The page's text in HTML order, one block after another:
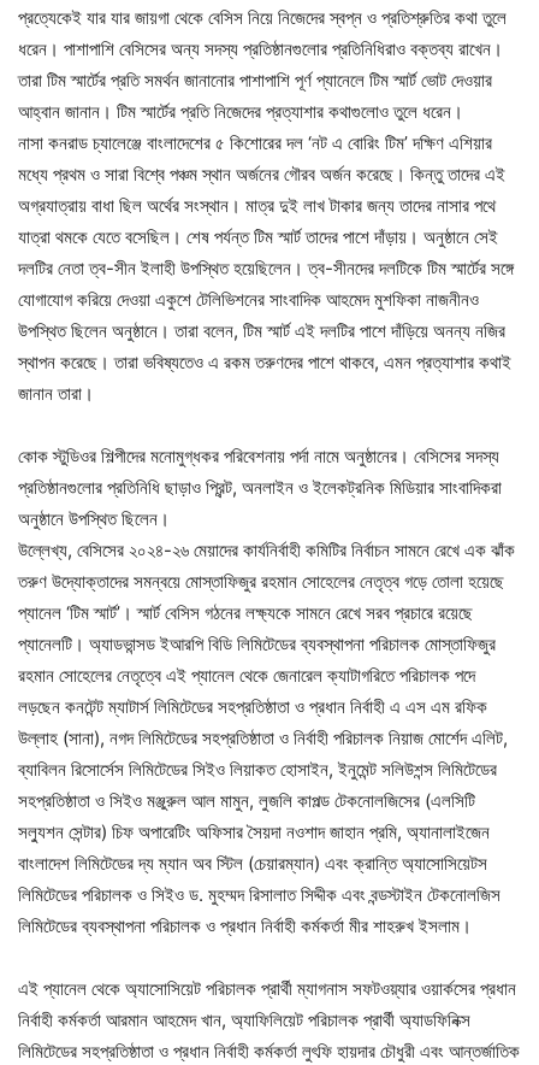
প্রত্যেকেই যার যার জায়গা থেকে বেসিস নিয়ে নিজেদের স্বপ্ন ও প্রতিশ্রুতির কথা তুলে
ধরেন। পাশাপাশি বেসিসের অন্য সদস্য প্রতিষ্ঠানগুলোর প্রতিনিধিরাও বক্তব্য রাখেন।
তারা টিম স্মার্টের প্রতি সমর্থন জানানোর পাশাপাশি পূর্ণ প্যানেলে টিম স্মার্ট ভোট দেওয়ার
আহ্বান জানান। টিম স্মার্টের প্রতি নিজেদের প্রত্যাশার কথাগুলোও তুলে ধরেন।
নাসা কনরাড চ্যালেঞ্জে বাংলাদেশের ৫ কিশোরের দল ‘নট এ বোরিং টিম’ দক্ষিণ এশিয়ার
মধ্যে প্রথম ও সারা বিশ্বে পঞ্চম স্থান অর্জনের গৌরব অর্জন করেছে। কিন্তু তাদের এই
অগ্রযাত্রায় বাধা ছিল অর্থের সংস্থান। মাত্র দুই লাখ টাকার জন্য তাদের নাসার পথে
যাত্রা থমকে যেতে বসেছিল। শেষ পর্যন্ত টিম স্মার্ট তাদের পাশে দাঁড়ায়। অনুষ্ঠানে সেই
দলটির নেতা ত্ব-সীন ইলাহী উপস্থিত হয়েছিলেন। ত্ব-সীনদের দলটিকে টিম স্মার্টের সঙ্গে
যোগাযোগ করিয়ে দেওয়া একুশে টেলিভিশনের সাংবাদিক আহমেদ মুশফিকা নাজনীনও
উপস্থিত ছিলেন অনুষ্ঠানে। তারা বলেন, টিম স্মার্ট এই দলটির পাশে দাঁড়িয়ে অনন্য নজির
স্থাপন করেছে। তারা ভবিষ্যতেও এ রকম তরুণদের পাশে থাকবে, এমন প্রত্যাশার কথাই
জানান তারা।
কোক স্টুডিওর শিল্পীদের মনোমুগ্ধকর পরিবেশনায় পর্দা নামে অনুষ্ঠানের। বেসিসের সদস্য
প্রতিষ্ঠানগুলোর প্রতিনিধি ছাড়াও প্রিন্ট, অনলাইন ও ইলেকট্রনিক মিডিয়ার সাংবাদিকরা
অনুষ্ঠানে উপস্থিত ছিলেন।
উল্লেখ্য, বেসিসের ২০২৪-২৬ মেয়াদের কার্যনির্বাহী কমিটির নির্বাচন সামনে রেখে এক ঝাঁক
তরুণ উদ্যোক্তাদের সমন্বয়ে মোস্তাফিজুর রহমান সোহেলের নেতৃত্ব গড়ে তোলা হয়েছে
প্যানেল ‘টিম স্মার্ট’। স্মার্ট বেসিস গঠনের লক্ষ্যকে সামনে রেখে সরব প্রচারে রয়েছে
প্যানেলটি। অ্যাডভান্সড ইআরপি বিডি লিমিটেডের ব্যবস্থাপনা পরিচালক মোস্তাফিজুর
রহমান সোহেলের নেতৃত্বে এই প্যানেল থেকে জেনারেল ক্যাটাগরিতে পরিচালক পদে
লড়ছেন কনটেন্ট ম্যাটার্স লিমিটেডের সহপ্রতিষ্ঠাতা ও প্রধান নির্বাহী এ এস এম রফিক
উল্লাহ (সানা), নগদ লিমিটেডের সহপ্রতিষ্ঠাতা ও নির্বাহী পরিচালক নিয়াজ মোর্শেদ এলিট,
ব্যাবিলন রিসোর্সেস লিমিটেডের সিইও লিয়াকত হোসাইন, ইনুমেন্ট সলিউশন্স লিমিটেডের
সহপ্রতিষ্ঠাতা ও সিইও মঞ্জুরুল আল মামুন, লুজলি কাপল্ড টেকনোলজিসের (এলসিটি
সল্যুশন সেন্টার) চিফ অপারেটিং অফিসার সৈয়দা নওশাদ জাহান প্রমি, অ্যানালাইজেন
বাংলাদেশ লিমিটেডের দ্য ম্যান অব স্টিল (চেয়ারম্যান) এবং ক্রান্তি অ্যাসোসিয়েটস
লিমিটেডের পরিচালক ও সিইও ড. মুহম্মদ রিসালাত সিদ্দীক এবং বন্ডস্টাইন টেকনোলজিস
লিমিটেডের ব্যবস্থাপনা পরিচালক ও প্রধান নির্বাহী কর্মকর্তা মীর শাহরুখ ইসলাম।
এই প্যানেল থেকে অ্যাসোসিয়েট পরিচালক প্রার্থী ম্যাগনাস সফটওয়্যার ওয়ার্কসের প্রধান
নির্বাহী কর্মকর্তা আরমান আহমেদ খান, অ্যাফিলিয়েট পরিচালক প্রার্থী অ্যাডফিনিক্স
লিমিটেডের সহপ্রতিষ্ঠাতা ও প্রধান নির্বাহী কর্মকর্তা লুৎফি হায়দার চৌধুরী এবং আন্তর্জাতিক